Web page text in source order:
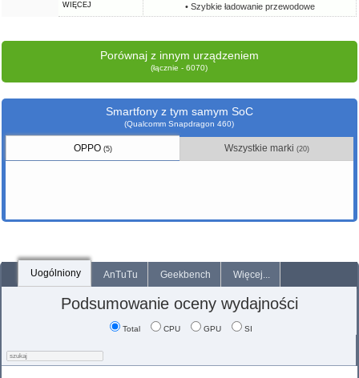
WIĘCEJ • Szybkie ładowanie przewodowe
Porównaj z innym urządzeniem
(łącznie - 6070)
Smartfony z tym samym SoC
(Qualcomm Snapdragon 460)
OPPO (5) Wszystkie marki (20)
Uogólniony AnTuTu Geekbench Więcej...
Podsumowanie oceny wydajności
Total CPU GPU SI